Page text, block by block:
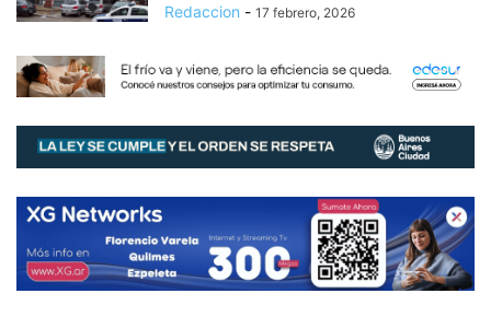
Redaccion - 17 febrero, 2026